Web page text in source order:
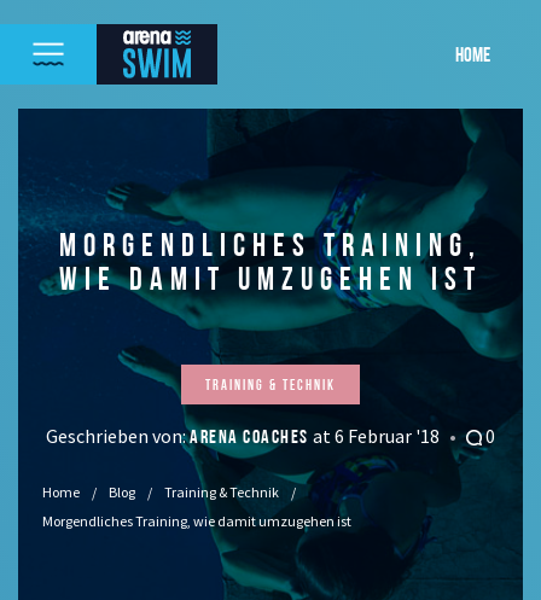
HOME
MORGENDLICHES TRAINING,
WIE DAMIT UMZUGEHEN IST
Training & Technik
Geschrieben von:ARENA COACHES at 6 Februar '18 0
Home Blog
Training & Technik
Morgendliches Training, wie damit umzugehen ist